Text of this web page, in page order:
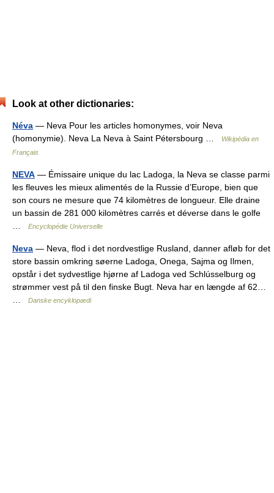
Look at other dictionaries:
Néva — Neva Pour les articles homonymes, voir Neva
(homonymie). Neva La Neva à Saint Pétersbourg …
Wikipédia en
Français
NEVA — Émissaire unique du lac Ladoga, la Neva se classe parmi
les fleuves les mieux alimentés de la Russie d’Europe, bien que
son cours ne mesure que 74 kilomètres de longueur. Elle draine
un bassin de 281 000 kilomètres carrés et déverse dans le golfe
Encyclopédie Universelle
Neva — Neva, flod i det nordvestlige Rusland, danner afløb for det
store bassin omkring søerne Ladoga, Onega, Sajma og Ilmen,
opstår i det sydvestlige hjørne af Ladoga ved Schlússelburg og
strømmer vest på til den finske Bugt. Neva har en længde af 62…
Danske encyklopædi